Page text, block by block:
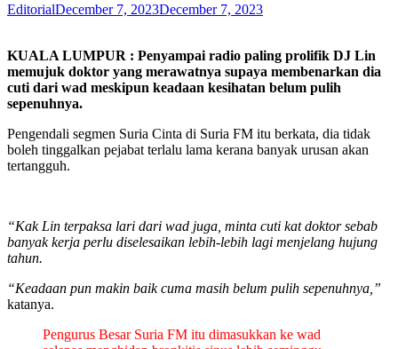
EditorialDecember 7, 2023December 7, 2023
KUALA LUMPUR : Penyampai radio paling prolifik DJ Lin
memujuk doktor yang merawatnya supaya membenarkan dia
cuti dari wad meskipun keadaan kesihatan belum pulih
sepenuhnya.
Pengendali segmen Suria Cinta di Suria FM itu berkata, dia tidak
boleh tinggalkan pejabat terlalu lama kerana banyak urusan akan
tertangguh.
“Kak Lin terpaksa lari dari wad juga, minta cuti kat doktor sebab
banyak kerja perlu diselesaikan lebih-lebih lagi menjelang hujung
tahun.
“Keadaan pun makin baik cuma masih belum pulih sepenuhnya,”
katanya.
Pengurus Besar Suria FM itu dimasukkan ke wad